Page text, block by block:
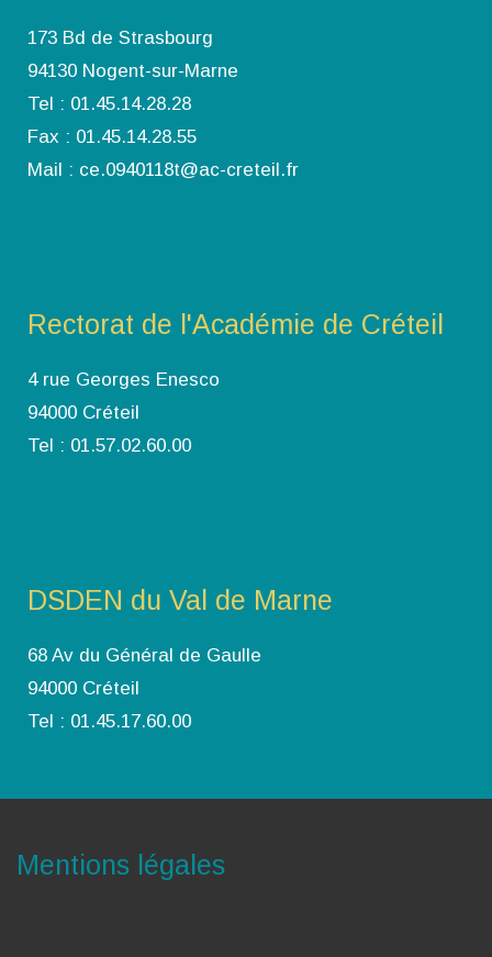
173 Bd de Strasbourg
94130 Nogent-sur-Marne
Tel : 01.45.14.28.28
Fax : 01.45.14.28.55
Mail : ce.0940118t@ac-creteil.fr
Rectorat de l'Académie de Créteil
4 rue Georges Enesco
94000 Créteil
Tel : 01.57.02.60.00
DSDEN du Val de Marne
68 Av du Général de Gaulle
94000 Créteil
Tel : 01.45.17.60.00
Mentions légales